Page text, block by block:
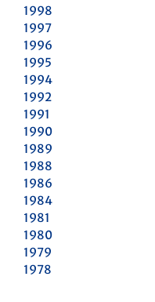
1998
1997
1996
1995
1994
1992
1991
1990
1989
1988
1986
1984
1981
1980
1979
1978